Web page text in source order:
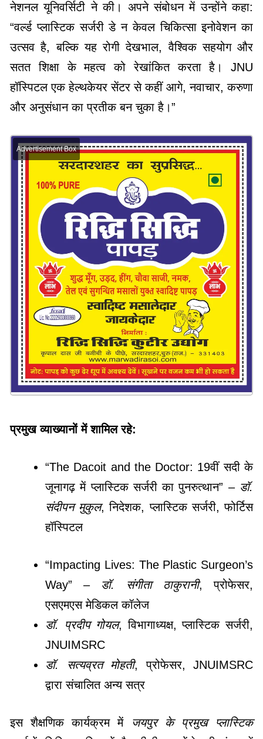
नेशनल यूनिवर्सिटी ने की। अपने संबोधन में उन्होंने कहा:
“वर्ल्ड प्लास्टिक सर्जरी डे न केवल चिकित्सा इनोवेशन का
उत्सव है, बल्कि यह रोगी देखभाल, वैश्विक सहयोग और
सतत शिक्षा के महत्व को रेखांकित करता है। JNU
हॉस्पिटल एक हेल्थकेयर सेंटर से कहीं आगे, नवाचार, करुणा
और अनुसंधान का प्रतीक बन चुका है।”
Advertisement Box
प्रमुख व्याख्यानों में शामिल रहे:
“The Dacoit and the Doctor: 19वीं सदी के
जूनागढ़ में प्लास्टिक सर्जरी का पुनरुत्थान” – डॉ.
संदीपन मुकुल, निदेशक, प्लास्टिक सर्जरी, फोर्टिस
हॉस्पिटल
“Impacting Lives: The Plastic Surgeon’s
Way” – डॉ. संगीता ठाकुरानी, प्रोफेसर,
एसएमएस मेडिकल कॉलेज
डॉ. प्रदीप गोयल, विभागाध्यक्ष, प्लास्टिक सर्जरी,
JNUIMSRC
डॉ. सत्यव्रत मोहती, प्रोफेसर, JNUIMSRC
द्वारा संचालित अन्य सत्र
इस शैक्षणिक कार्यक्रम में
जयपुर के प्रमुख प्लास्टिक